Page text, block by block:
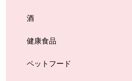
酒
健康食品
ペットフード